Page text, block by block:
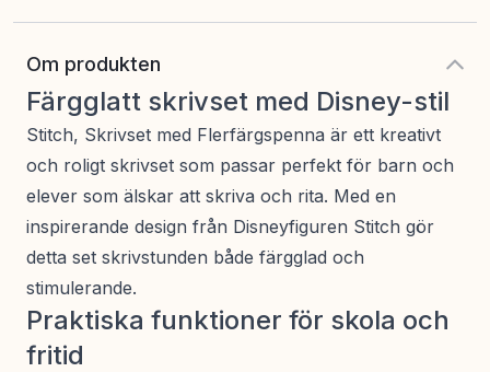
Om produkten
Färgglatt skrivset med Disney-stil
Stitch, Skrivset med Flerfärgspenna är ett kreativt
och roligt skrivset som passar perfekt för barn och
elever som älskar att skriva och rita. Med en
inspirerande design från Disneyfiguren Stitch gör
detta set skrivstunden både färgglad och
stimulerande.
Praktiska funktioner för skola och
fritid